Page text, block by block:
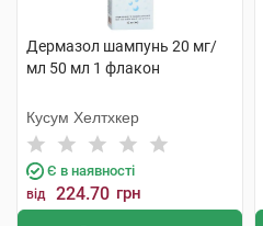
Дермазол шампунь 20 мг/
мл 50 мл 1 флакон
Кусум Хелтхкер
Є в наявності
від 224.70 грн